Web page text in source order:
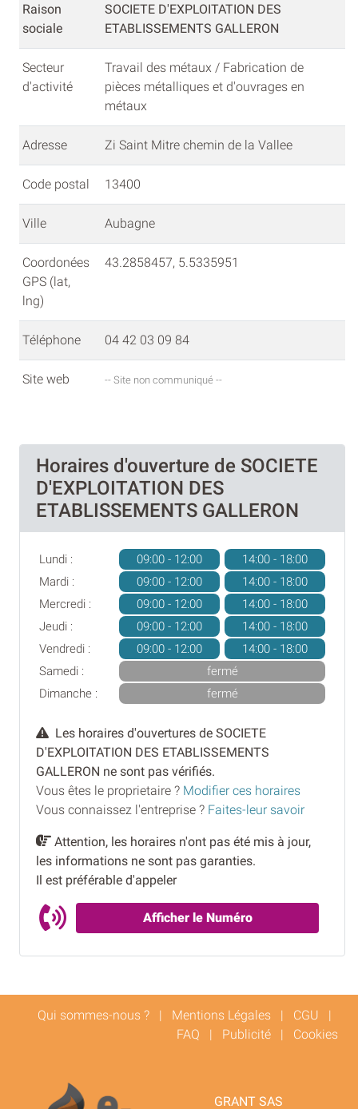
Raison
sociale
SOCIETE D'EXPLOITATION DES
ETABLISSEMENTS GALLERON
Secteur
d'activité
Travail des métaux / Fabrication de
pièces métalliques et d'ouvrages en
métaux
Adresse Zi Saint Mitre chemin de la Vallee
Code postal 13400
Ville Aubagne
Coordonées
GPS (lat,
lng)
43.2858457, 5.5335951
Téléphone 04 42 03 09 84
Site web -- Site non communiqué --
Horaires d'ouverture de SOCIETE
D'EXPLOITATION DES
ETABLISSEMENTS GALLERON
Lundi : 09:00 - 12:00
14:00 - 18:00
Mardi :
09:00 - 12:00
14:00 - 18:00
Mercredi :
09:00 - 12:00
14:00 - 18:00
Jeudi :
09:00 - 12:00
14:00 - 18:00
Vendredi :
09:00 - 12:00
14:00 - 18:00
Samedi :
fermé
Dimanche :
fermé
Les horaires d'ouvertures de SOCIETE
D'EXPLOITATION DES ETABLISSEMENTS
GALLERON ne sont pas vérifiés.
Vous êtes le proprietaire ? Modifier ces horaires
Vous connaissez l'entreprise ? Faites-leur savoir
Attention, les horaires n'ont pas été mis à jour,
les informations ne sont pas garanties.
Il est préférable d'appeler
Afficher le Numéro
Qui sommes-nous ? | Mentions Légales | CGU |
FAQ | Publicité | Cookies
GRANT SAS